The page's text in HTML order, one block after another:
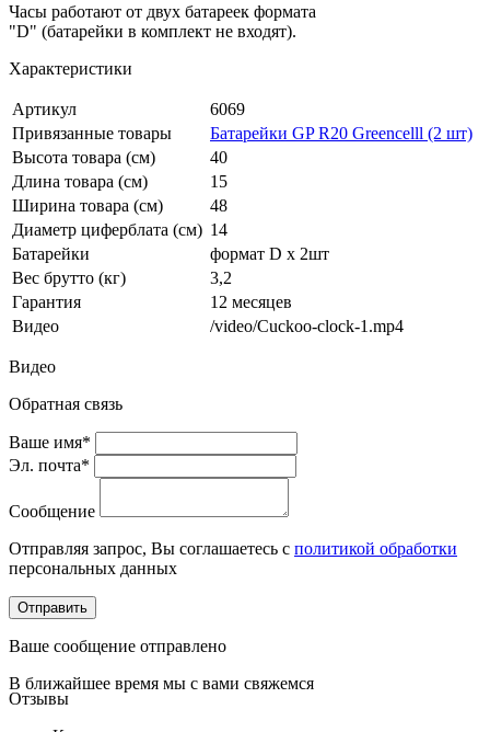
Часы работают от двух батареек формата
"D" (батарейки в комплект не входят).
Характеристики
Артикул
6069
Привязанные товары
Батарейки GP R20 Greencelll (2 шт)
Высота товара (см)
40
Длина товара (см)
15
Ширина товара (см)
48
Диаметр циферблата (см) 14
Батарейки
формат D х 2шт
Вес брутто (кг)
3,2
Гарантия
12 месяцев
Видео
/video/Cuckoo-clock-1.mp4
Видео
Обратная связь
Ваше имя*
Эл. почта*
Сообщение
Отправляя запрос, Вы соглашаетесь с политикой обработки
персональных данных
Отправить
Ваше сообщение отправлено
В ближайшее время мы с вами свяжемся
Отзывы